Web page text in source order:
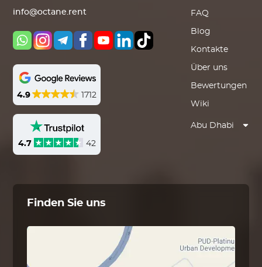
info@octane.rent
4.9 1712
4.7 42
FAQ
Blog
Kontakte
Über uns
Bewertungen
Wiki
Abu Dhabi
Finden Sie uns